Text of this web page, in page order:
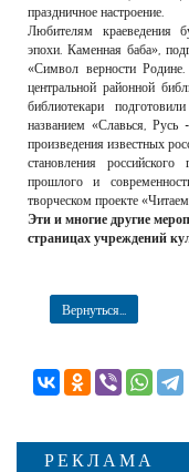
праздничное настроение.
Любителям краеведения
эпохи. Каменная баба»,
«Символ верности
центральной районной
библиотекари
названием «Славься,
произведения известных
становления
прошлого и
творческом проекте
Эти и многие другие
страницах учреждений
Вернуться...
РЕКЛАМА